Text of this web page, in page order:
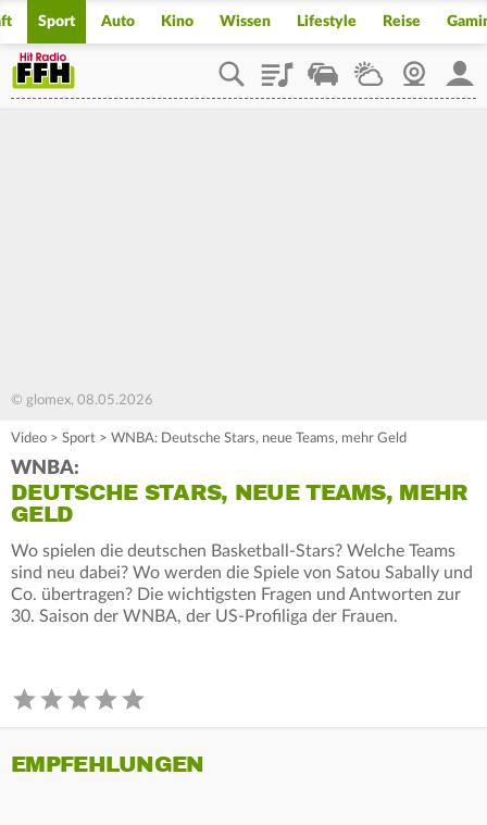
Sport Auto Kino Wissen Lifestyle Reise
PlaylistStaupilotWetterWebcam
© glomex, 08.05.2026
Video > Sport > WNBA: Deutsche Stars, neue Teams, mehr Geld
WNBA:
DEUTSCHE STARS, NEUE TEAMS, MEHR
GELD
Wo spielen die deutschen Basketball-Stars? Welche Teams
sind neu dabei? Wo werden die Spiele von Satou Sabally und
Co. übertragen? Die wichtigsten Fragen und Antworten zur
30. Saison der WNBA, der US-Profiliga der Frauen.
EMPFEHLUNGEN